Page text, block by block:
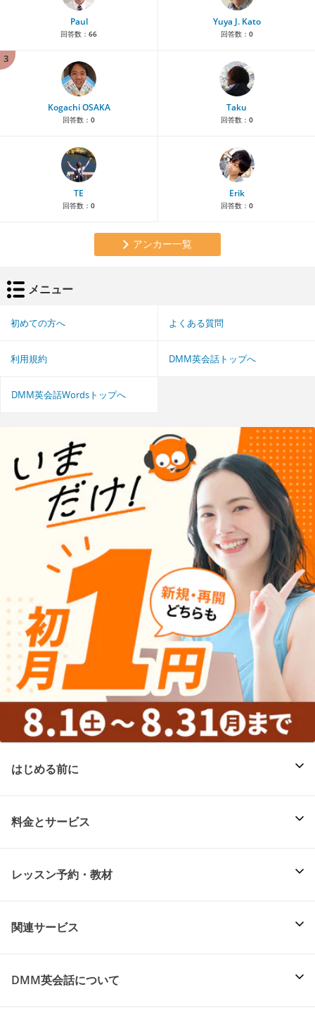
Paul
回答数： 66
Yuya J. Kato
回答数： 0
3
Kogachi OSAKA
回答数： 0
Taku
回答数： 0
TE
回答数： 0
Erik
回答数： 0
アンカー一覧
メニュー
初めての方へ よくある質問
利用規約 DMM英会話トップへ
DMM英会話Wordsトップへ
はじめる前に
料金とサービス
レッスン予約・教材
関連サービス
DMM英会話について